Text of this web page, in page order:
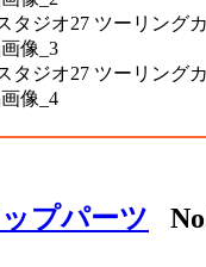
プパーツ